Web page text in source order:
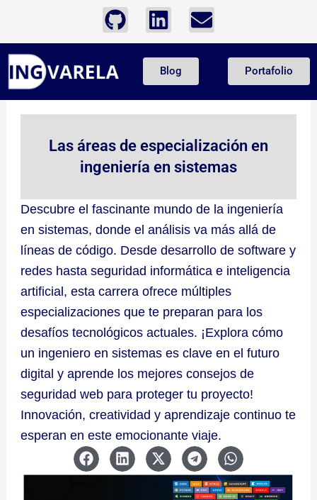
contenido
G
i
t
h
u
L
i
n
k
e
i
n
E
n
l
p
e
Blog Portafolio
Las áreas de especialización en
ingeniería en sistemas
Descubre el fascinante mundo de la ingeniería
en sistemas, donde el análisis va más allá de
líneas de código. Desde desarrollo de software y
redes hasta seguridad informática e inteligencia
artificial, esta carrera ofrece múltiples
especializaciones que te preparan para los
desafíos tecnológicos actuales. ¡Explora cómo
un ingeniero en sistemas es clave en el futuro
digital y aprende los mejores consejos de
seguridad web para proteger tu proyecto!
Innovación, creatividad y aprendizaje continuo te
esperan en este emocionante viaje.